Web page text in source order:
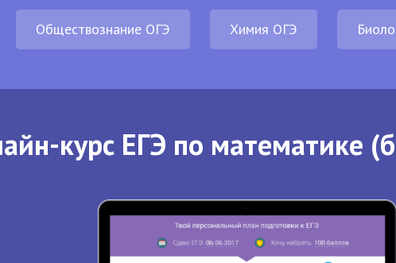
Обществознание ОГЭ Химия ОГЭ
курс ЕГЭ по математике